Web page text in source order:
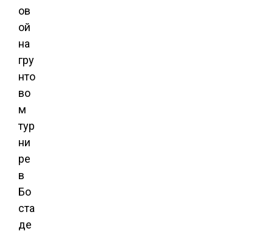
ов
ой
на
гру
нто
во
м
тур
ни
ре
в
Бо
ста
де